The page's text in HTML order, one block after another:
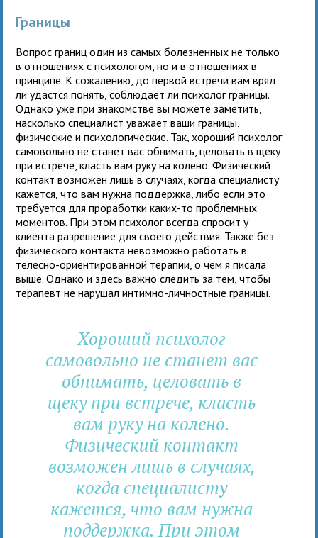
Границы
Вопрос границ один из самых болезненных не только
в отношениях с психологом, но и в отношениях в
принципе. К сожалению, до первой встречи вам вряд
ли удастся понять, соблюдает ли психолог границы.
Однако уже при знакомстве вы можете заметить,
насколько специалист уважает ваши границы,
физические и психологические. Так, хороший психолог
самовольно не станет вас обнимать, целовать в щеку
при встрече, класть вам руку на колено. Физический
контакт возможен лишь в случаях, когда специалисту
кажется, что вам нужна поддержка, либо если это
требуется для проработки каких-то проблемных
моментов. При этом психолог всегда спросит у
клиента разрешение для своего действия. Также без
физического контакта невозможно работать в
телесно-ориентированной терапии, о чем я писала
выше. Однако и здесь важно следить за тем, чтобы
терапевт не нарушал интимно-личностные границы.
Хороший психолог
самовольно не станет вас
обнимать, целовать в
щеку при встрече, класть
вам руку на колено.
Физический контакт
возможен лишь в случаях,
когда специалисту
кажется, что вам нужна
поддержка. При этом